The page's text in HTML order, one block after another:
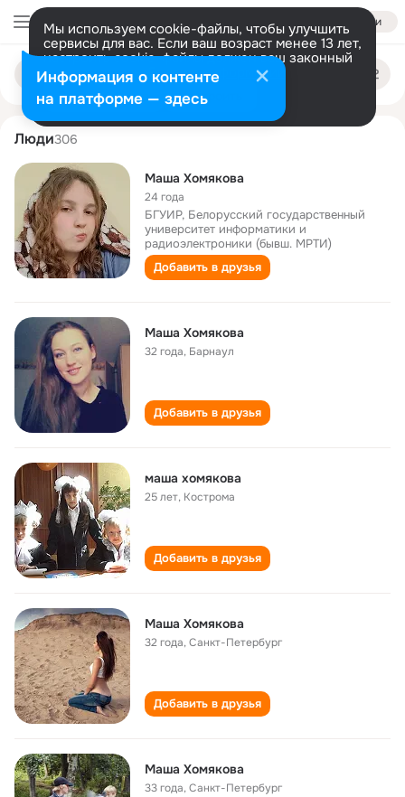
Войти
Мы используем cookie-файлы, чтобы улучшить
сервисы для вас. Если ваш возраст менее 13 лет,
настроить cookie-файлы должен ваш законный
представитель. Больше информации
Разрешить все Настроить
Поиск
людям
masha khomyakova
Люди306
Маша Хомякова
24 года
БГУИР, Белорусский государственный
университет информатики и
радиоэлектроники (бывш. МРТИ)
Добавить в друзья
Маша Хомякова
32 года, Барнаул
Добавить в друзья
маша хомякова
25 лет, Кострома
Добавить в друзья
Маша Хомякова
32 года,Санкт-Петербург
Добавить в друзья
Маша Хомякова
33 года,Санкт-Петербург
Информация о контенте
на платформе — здесь